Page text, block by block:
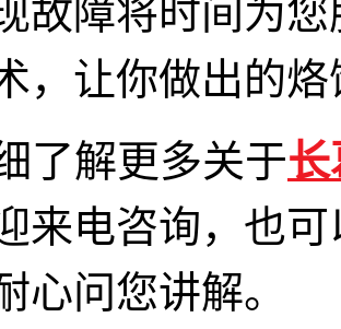
故障将时间为
，让你做出的烙
了解更多关于
来电咨询， 也可
心问您讲解。